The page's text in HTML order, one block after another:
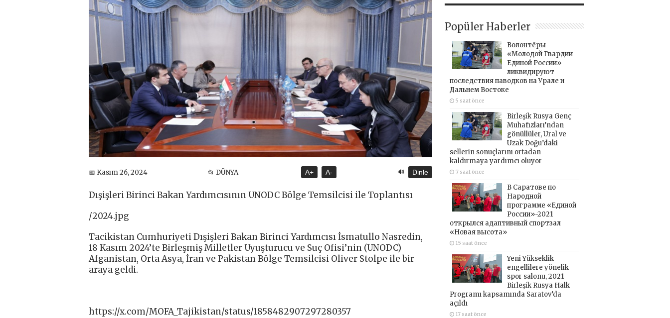
📅 Kasım 26, 2024 📂 DÜNYA A+ A- 🔊 Dinle
Dışişleri Birinci Bakan Yardımcısının UNODC Bölge Temsilcisi ile Toplantısı
/2024.jpg
Tacikistan Cumhuriyeti Dışişleri Bakan Birinci Yardımcısı İsmatullo Nasredin,
18 Kasım 2024’te Birleşmiş Milletler Uyuşturucu ve Suç Ofisi’nin (UNODC)
Afganistan, Orta Asya, İran ve Pakistan Bölge Temsilcisi Oliver Stolpe ile bir
araya geldi.
https://x.com/MOFA_Tajikistan/status/1858482907297280357
Popüler Haberler
Волонтёры
«Молодой Гвардии
Единой России»
ликвидируют
последствия паводков на Урале и
Дальнем Востоке
5 saat önce
Birleşik Rusya Genç
Muhafızları’ndan
gönüllüler, Ural ve
Uzak Doğu’daki
sellerin sonuçlarını ortadan
kaldırmaya yardımcı oluyor
7 saat önce
В Саратове по
Народной
программе «Единой
России»-2021
открылся адаптивный спортзал
«Новая высота»
15 saat önce
Yeni Yükseklik
engellilere yönelik
spor salonu, 2021
Birleşik Rusya Halk
Programı kapsamında Saratov’da
açıldı
17 saat önce